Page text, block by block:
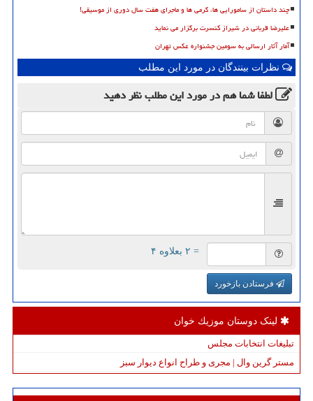
چند داستان از سامورایی ها، گرمی ها و ماجرای هفت سال دوری از موسیقی!
علیرضا قربانی در شیراز کنسرت برگزار می نماید
آمار آثار ارسالی به سومین جشنواره عکس تهران
نظرات بینندگان در مورد این مطلب
لطفا شما همدر مورد این مطلبنظر دهید
= ۲ بعلاوه ۴
فرستادن بازخورد
لینک دوستان موزیك خوان
تبلیغات انتخابات مجلس
مستر گرین وال | مجری و طراح انواع دیوار سبز